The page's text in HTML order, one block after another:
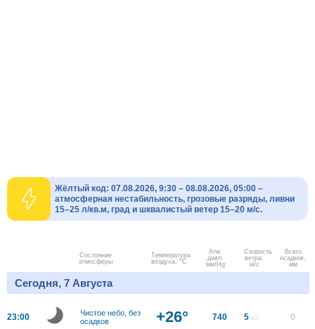
Жёлтый код: 07.08.2026, 9:30 – 08.08.2026, 05:00 –
атмосферная нестабильность, грозовые разряды, ливни
15–25 л/кв.м, град и шквалистый ветер 15–20 м/с.
Состояние
атмосферы
Температура
воздуха, °C
Атм.
давл.
мм/Hg
Скорость
ветра.
м/с
Всего
осадков,
мм
Сегодня, 7 Августа
23:00
Чистое небо, без
осадков
+26° 740 5 м/с 0